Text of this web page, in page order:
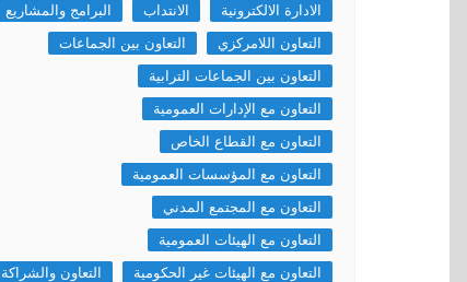
الادارة الالكترونية
الانتداب
البرامج والمشاريع
التعاون اللامركزي
التعاون بين الجماعات
التعاون بين الجماعات الترابية
التعاون مع الإدارات العمومية
التعاون مع القطاع الخاص
التعاون مع المؤسسات العمومية
التعاون مع المجتمع المدني
التعاون مع الهيئات العمومية
التعاون مع الهيئات غير الحكومية
التعاون والشراكة